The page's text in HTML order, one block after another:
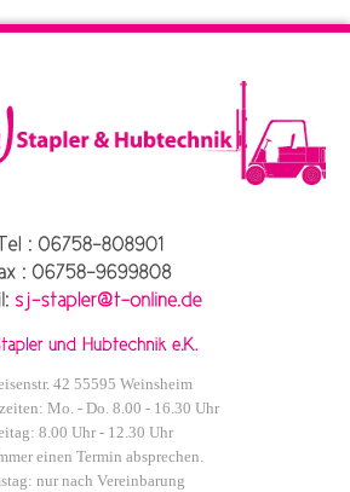
42 55595 Weinsheim
Mo. - Do. 8.00 - 16.30 Uhr
8.00 Uhr - 12.30 Uhr
einen Termin absprechen.
nur nach Vereinbarung